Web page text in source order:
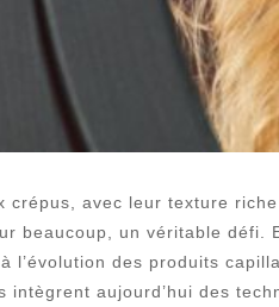
crépus, avec leur texture
beaucoup, un véritable défi.
l’évolution des produits
intègrent aujourd’hui des